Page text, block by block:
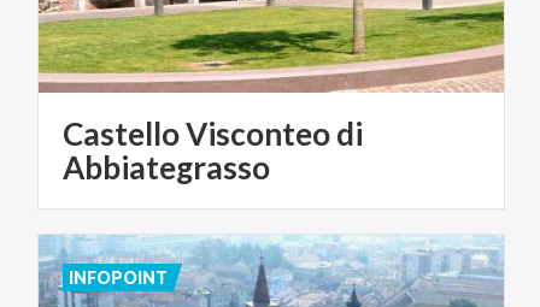
Castello Visconteo di
Abbiategrasso
INFOPOINT